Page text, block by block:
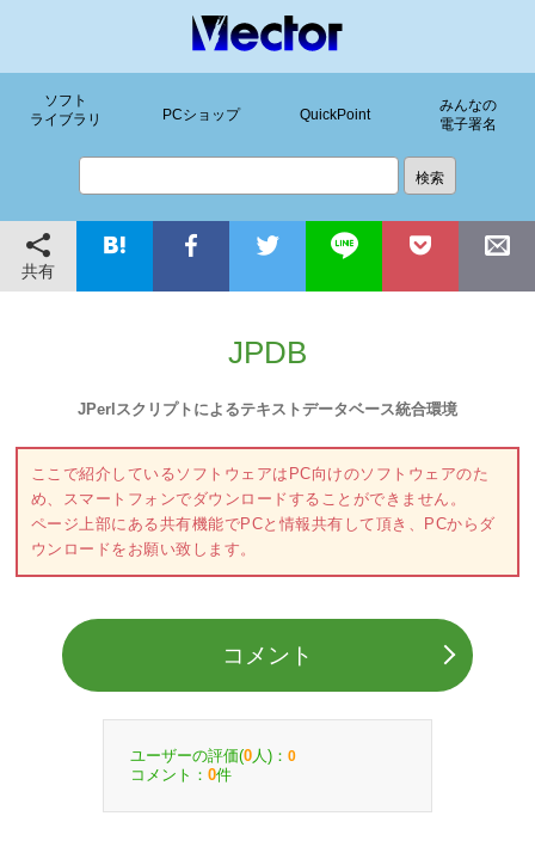
ソフト
ライブラリ
PCショップ QuickPoint
みんなの
電子署名
共有
JPDB
JPerlスクリプトによるテキストデータベース統合環境
ここで紹介しているソフトウェアはPC向けのソフトウェアのた
め、スマートフォンでダウンロードすることができません。
ページ上部にある共有機能でPCと情報共有して頂き、PCからダ
ウンロードをお願い致します。
コメント
ユーザーの評価(0 人)： 0
コメント： 0件